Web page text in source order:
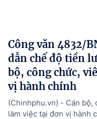
Công văn 4832/
dẫn chế độ tiền
bộ, công chức,
vị hành chính
(Chinhphu.vn) - Cán
làm việc tại đơn vị hành